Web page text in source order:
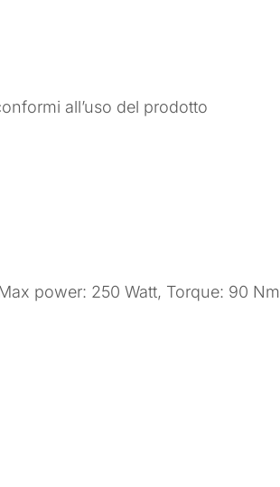
all’uso del prodotto
power: 250 Watt, Torque: 90 Nm